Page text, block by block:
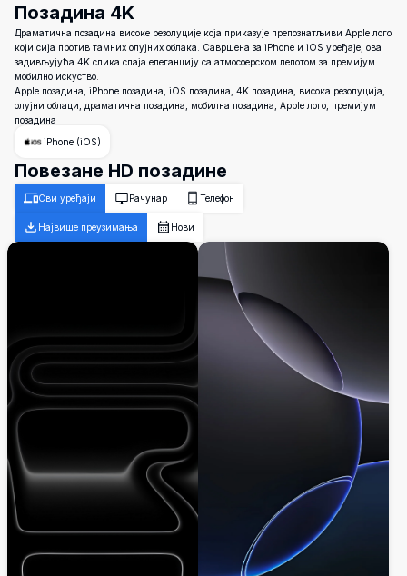
Позадина 4K
Драматична позадина високе резолуције која приказује препознатљиви Apple лого
који сија против тамних олујних облака. Савршена за iPhone и iOS уређаје, ова
задивљујућа 4K слика спаја елеганцију са атмосферском лепотом за премијум
мобилно искуство.
Apple позадина, iPhone позадина, iOS позадина, 4K позадина, висока резолуција,
олујни облаци, драматична позадина, мобилна позадина, Apple лого, премијум
позадина
iPhone (iOS)
Повезане HD позадине
Сви уређаји Рачунар Телефон
Највише преузимања Нови